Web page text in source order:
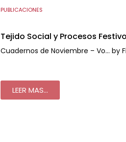
PUBLICACIONES
Tejido Social y Procesos
Cuadernos de Noviembre – Vo… by
LEER MAS...